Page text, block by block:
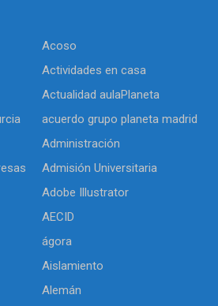
Acoso
Actividades en casa
Actualidad aulaPlaneta
acuerdo grupo planeta madrid
Administración
Admisión Universitaria
Adobe Illustrator
AECID
ágora
Aislamiento
Alemán